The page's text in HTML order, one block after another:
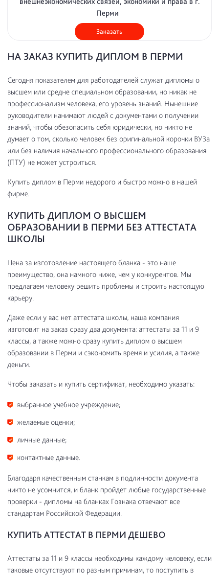
Перми
Заказать
НА ЗАКАЗ КУПИТЬ ДИПЛОМ В ПЕРМИ
Сегодня показателем для работодателей служат дипломы о
высшем или средне специальном образовании, но никак не
профессионализм человека, его уровень знаний. Нынешние
руководители нанимают людей с документами о получении
знаний, чтобы обезопасить себя юридически, но никто не
думает о том, сколько человек без оригинальной корочки ВУЗа
или без наличия начального профессионального образования
(ПТУ) не может устроиться.
Купить диплом в Перми недорого и быстро можно в нашей
фирме.
КУПИТЬ ДИПЛОМ О ВЫСШЕМ
ОБРАЗОВАНИИ В ПЕРМИ БЕЗ АТТЕСТАТА
ШКОЛЫ
Цена за изготовление настоящего бланка - это наше
преимущество, она намного ниже, чем у конкурентов. Мы
предлагаем человеку решить проблемы и строить настоящую
карьеру.
Даже если у вас нет аттестата школы, наша компания
изготовит на заказ сразу два документа: аттестаты за 11 и 9
классы, а также можно сразу купить диплом о высшем
образовании в Перми и сэкономить время и усилия, а также
деньги.
Чтобы заказать и купить сертификат, необходимо указать:
выбранное учебное учреждение;
желаемые оценки;
личные данные;
контактные данные.
Благодаря качественным станкам в подлинности документа
никто не усомнится, и бланк пройдет любые государственные
проверки - дипломы на бланках Гознака отвечают все
стандартам Российской Федерации.
КУПИТЬ АТТЕСТАТ В ПЕРМИ ДЕШЕВО
Аттестаты за 11 и 9 классы необходимы каждому человеку, если
таковые отсутствуют по разным причинам, то поступить в